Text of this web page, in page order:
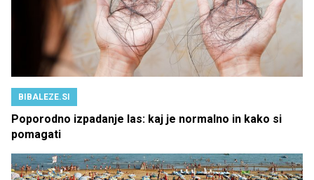
BIBALEZE.SI
Poporodno izpadanje las: kaj je normalno in kako si
pomagati